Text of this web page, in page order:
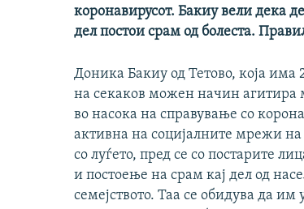
коронавирусот. Бакиу вели дека
дел постои срам од болеста.
Доника Бакиу од Тетово, која има
на секаков можен начин агитира
во насока на справување со
активна на социјалните мрежи
со луѓето, пред се со постарите
и постоење на срам кај дел од
семејството. Таа се обидува да